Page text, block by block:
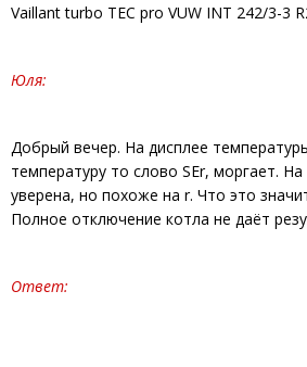
Vaillant turbo TEC pro VUW INT 242/3-3
Юля:
Добрый вечер. На дисплее
температуру то слово SEr, моргает.
уверена, но похоже на r. Что это
Полное отключение котла не даёт
Ответ: